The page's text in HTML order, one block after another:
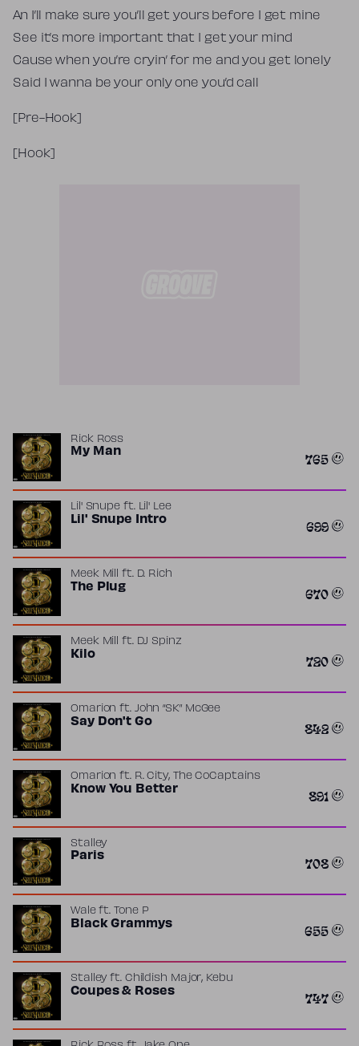
An I’ll make sure you’ll get yours before I get mine
See it’s more important that I get your mind
Cause when you’re cryin’ for me and you get lonely
Said I wanna be your only one you’d call
[Pre-Hook]
[Hook]
Rick Ross
My Man 765
Lil' Snupe ft. Lil' Lee
Lil' Snupe Intro 699
Meek Mill ft. D. Rich
The Plug 670
Meek Mill ft. DJ Spinz
Kilo 720
Omarion ft. John “SK” McGee
Say Don't Go 842
Omarion ft. R. City, The CoCaptains
Know You Better 891
Stalley
Paris 708
Waleft. Tone P
Black Grammys 655
Stalleyft. Childish Major, Kebu
Coupes & Roses 747